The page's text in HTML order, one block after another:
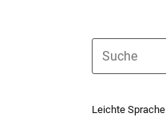
Leichte Sprache